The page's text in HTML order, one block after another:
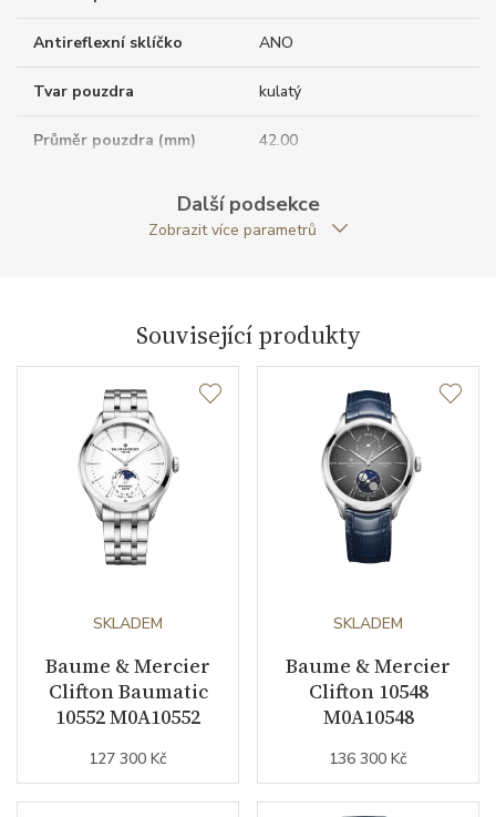
Antireflexní sklíčko ANO
Tvar pouzdra kulatý
Průměr pouzdra (mm) 42.00
automatický nátah
Datumovka
Sekundová ručka
Barva číselníku šedá
Indexy číselníku
Řemínek / Spona
Další podsekce
Zobrazit více parametrů
Související produkty
SKLADEM
Baume & Mercier
Clifton Baumatic
10552 M0A10552
127 300 Kč
SKLADEM
Baume & Mercier
Clifton 10548
M0A10548
136 300 Kč